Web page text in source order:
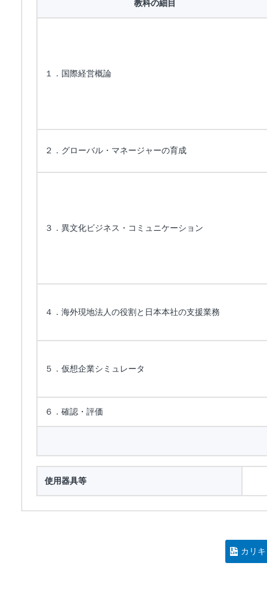
教科の細目
１．国際経営概論
２．グローバル・マネージャーの育成
３．異文化ビジネス・コミュニケーション
４．海外現地法人の役割と日本本社の支援業務
５．仮想企業シミュレータ
６．確認・評価
使用器具等
カリ